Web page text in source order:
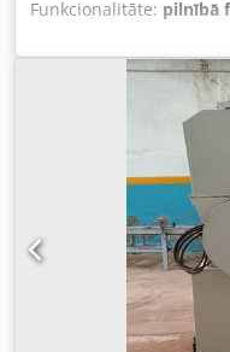
Funkcionalitāte: pilnībā
, Mašīnas funkcija:
atkritumus var droši un
un savākt apakšā
– iztukšošanas
3500 mm Augstums:
Chedpfod Nfb Ujx
Barošanas spriegums:
mašīnas komponentes:
Iekraušanas-apgāšanas
Vadības skapis ar
sistēma - Tastatūras
informācija, mēs esam
ar mums, izmantojot